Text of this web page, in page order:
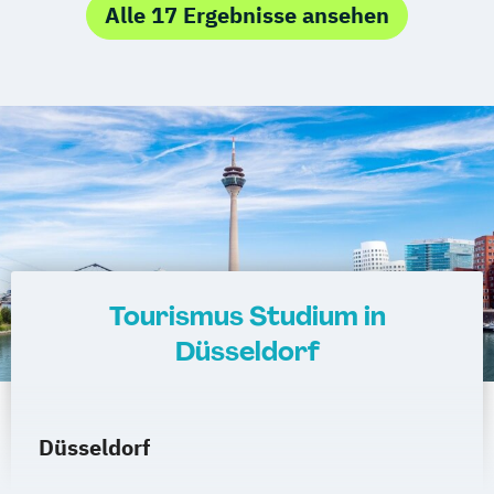
Alle 17 Ergebnisse ansehen
Tourismus Studium in
Düsseldorf
Düsseldorf